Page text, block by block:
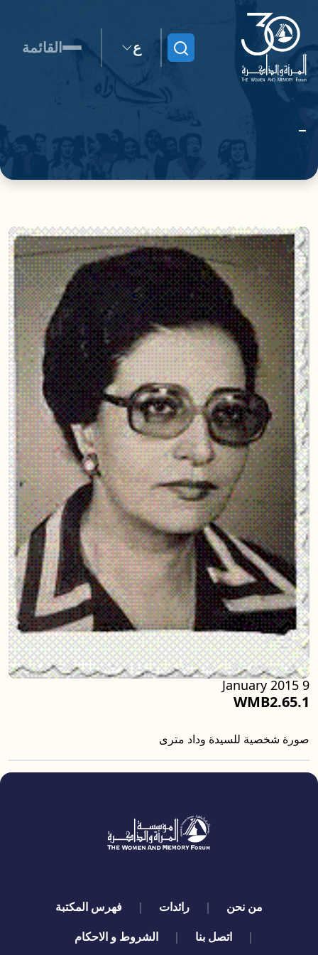
ابحث ع القائمة
WMB2.65.1
9 January 2015
صورة شخصية للسيدة وداد مترى
quick links
من نحن رائدات
فهرس المكتبة
اتصل بنا
الشروط و الاحكام